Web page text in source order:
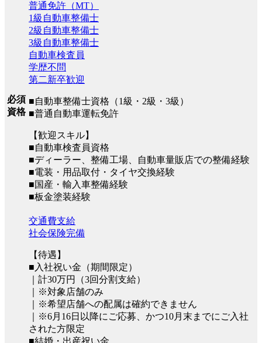
必須
資格
普通免許（MT）
1級自動車整備士
2級自動車整備士
3級自動車整備士
自動車検査員
学歴不問
第二新卒歓迎
■自動車整備士資格（1級・2級・3級）
■普通自動車運転免許
【歓迎スキル】
■自動車検査員資格
■ディーラー、整備工場、自動車量販店での整備経験
■電装・用品取付・タイヤ交換経験
■国産・輸入車整備経験
■板金塗装経験
交通費支給
社会保険完備
【待遇】
■入社祝い金（期間限定）
｜計30万円（3回分割支給）
｜※対象店舗のみ
｜※希望店舗への配属は確約できません
｜※6月16日以降にご応募、かつ10月末までにご入社
された方限定
■結婚・出産祝い金